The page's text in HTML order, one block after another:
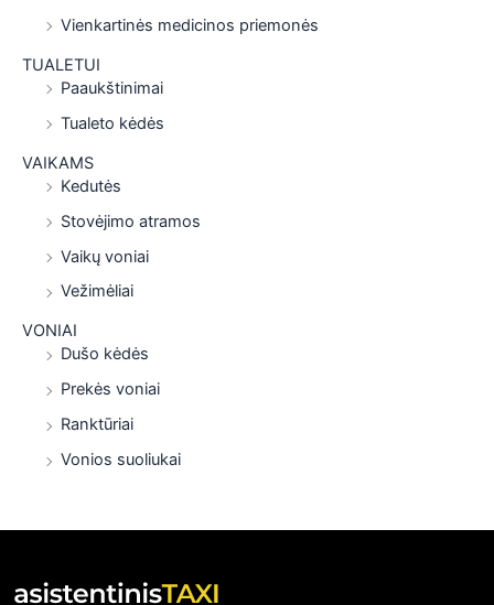
Vienkartinės medicinos priemonės
TUALETUI
Paaukštinimai
Tualeto kėdės
VAIKAMS
Kedutės
Stovėjimo atramos
Vaikų voniai
Vežimėliai
VONIAI
Dušo kėdės
Prekės voniai
Ranktūriai
Vonios suoliukai